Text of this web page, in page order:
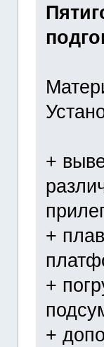
+
+
+
+